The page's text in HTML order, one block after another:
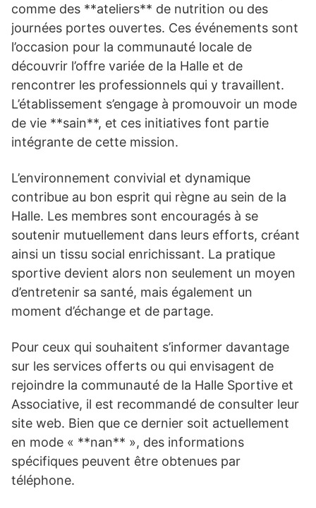
comme des **ateliers** de nutrition ou des
journées portes ouvertes. Ces événements sont
l’occasion pour la communauté locale de
découvrir l’offre variée de la Halle et de
rencontrer les professionnels qui y travaillent.
L’établissement s’engage à promouvoir un mode
de vie **sain**, et ces initiatives font partie
intégrante de cette mission.
L’environnement convivial et dynamique
contribue au bon esprit qui règne au sein de la
Halle. Les membres sont encouragés à se
soutenir mutuellement dans leurs efforts, créant
ainsi un tissu social enrichissant. La pratique
sportive devient alors non seulement un moyen
d’entretenir sa santé, mais également un
moment d’échange et de partage.
Pour ceux qui souhaitent s’informer davantage
sur les services offerts ou qui envisagent de
rejoindre la communauté de la Halle Sportive et
Associative, il est recommandé de consulter leur
site web. Bien que ce dernier soit actuellement
en mode « **nan** », des informations
spécifiques peuvent être obtenues par
téléphone.